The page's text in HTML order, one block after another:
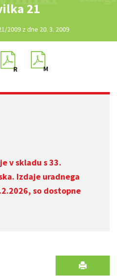
21
2009 z dne 20. 3. 2009
v skladu s 33.
Izdaje uradnega
so dostopne